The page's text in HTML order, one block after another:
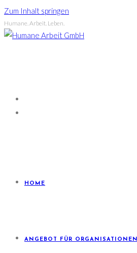
Zum Inhalt springen
Humane. Arbeit. Leben.
HOME
ANGEBOT FÜR ORGANISATIONEN